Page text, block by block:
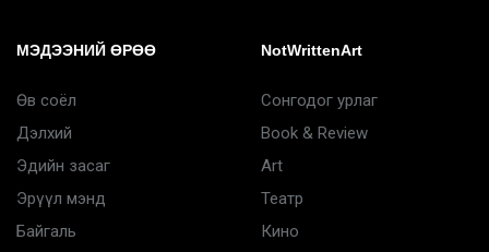
МЭДЭЭНИЙ ӨРӨӨ
Өв соёл
Дэлхий
Эдийн засаг
Эрүүл мэнд
Байгаль
NotWrittenArt
Сонгодог урлаг
Book & Review
Art
Театр
Кино